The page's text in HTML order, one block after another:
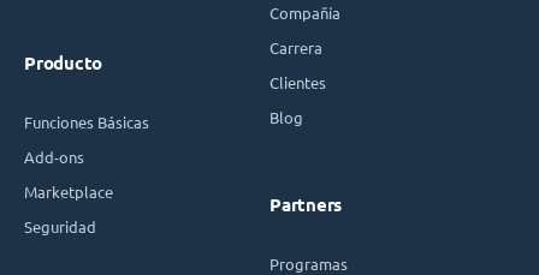
Producto
Funciones Básicas
Add-ons
Marketplace
Seguridad
Compañía
Carrera
Clientes
Blog
Partners
Programas